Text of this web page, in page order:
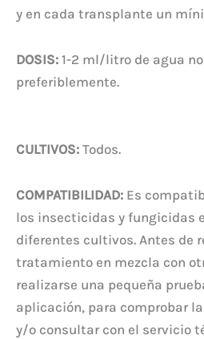
y en cada transplante un
DOSIS: 1-2 ml/litro de agua
preferiblemente.
CULTIVOS: Todos.
COMPATIBILIDAD: Es
los insecticidas y fungicidas
diferentes cultivos. Antes de
tratamiento en mezcla con
realizarse una pequeña
aplicación, para comprobar
y/o consultar con el servicio